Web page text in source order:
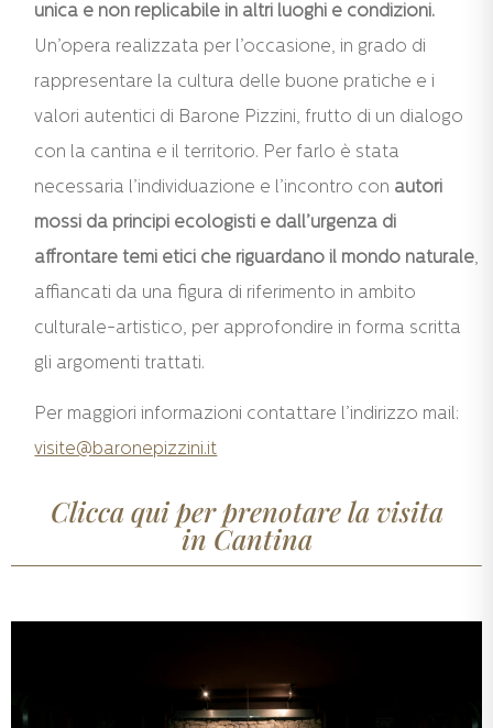
unica e non replicabile in altri luoghi e condizioni.
Un’opera realizzata per l’occasione, in grado di
rappresentare la cultura delle buone pratiche e i
valori autentici di Barone Pizzini, frutto di un dialogo
con la cantina e il territorio. Per farlo è stata
necessaria l’individuazione e l’incontro con autori
mossi da principi ecologisti e dall’urgenza di
affrontare temi etici che riguardano il mondo naturale,
affiancati da una figura di riferimento in ambito
culturale-artistico, per approfondire in forma scritta
gli argomenti trattati.
Per maggiori informazioni contattare l’indirizzo mail:
visite@baronepizzini.it
Clicca qui per prenotare la visita
in Cantina